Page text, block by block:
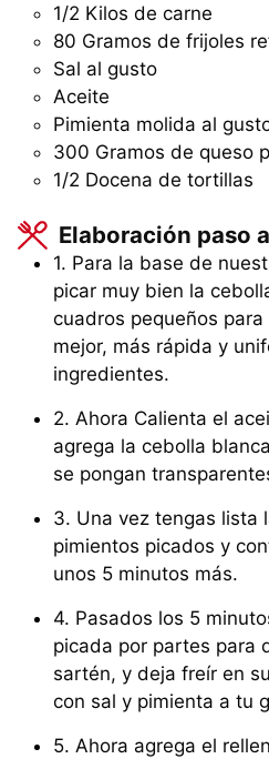
1/2 Kilos de carne
80 Gramos de frijoles
Sal al gusto
Aceite
Pimienta molida al
300 Gramos de queso
1/2 Docena de tortillas
Elaboración paso
1. Para la base de
picar muy bien la
cuadros pequeños
mejor, más rápida y
ingredientes.
2. Ahora Calienta el
agrega la cebolla
se pongan
3. Una vez tengas lista
pimientos picados y
unos 5 minutos más.
4. Pasados los 5
picada por partes para
sartén, y deja freír en
con sal y pimienta a tu
5. Ahora agrega el